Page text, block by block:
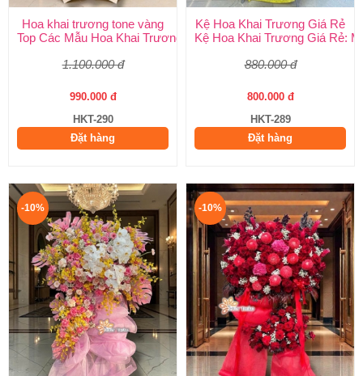
Hoa khai trương tone vàng
Top Các Mẫu Hoa Khai Trương Tone Vàng Đẹp, Sang Trọng,
1.100.000 đ
990.000 đ
HKT-290
Đặt hàng
Kệ Hoa Khai Trương Giá Rẻ
Kệ Hoa Khai Trương Giá Rẻ:
880.000 đ
800.000 đ
HKT-289
Đặt hàng
-10% -10%